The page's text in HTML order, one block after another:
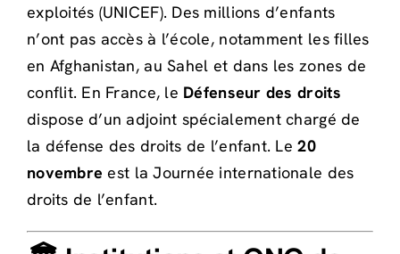
exploités (UNICEF). Des millions d’enfants
n’ont pas accès à l’école, notamment les filles
en Afghanistan, au Sahel et dans les zones de
conflit. En France, le Défenseur des droits
dispose d’un adjoint spécialement chargé de
la défense des droits de l’enfant. Le20
novembre est la Journée internationale des
droits de l’enfant.